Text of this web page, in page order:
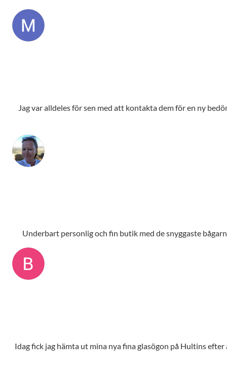
Jag var alldeles för sen med att kontakta dem för en ny
Underbart personlig och fin butik med de snyggaste
Idag fick jag hämta ut mina nya fina glasögon på Hultins